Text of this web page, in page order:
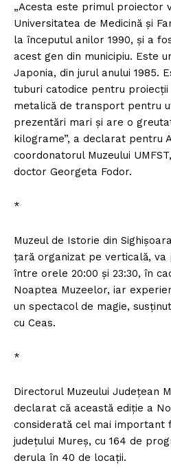
„Acesta este primul proiector
Universitatea de Medicină şi
la începutul anilor 1990, şi a
acest gen din municipiu. Este
Japonia, din jurul anului 1985.
tuburi catodice pentru
metalică de transport pentru
prezentări mari şi are o
kilograme”, a declarat pentru
coordonatorul Muzeului
doctor Georgeta Fodor.
*
Muzeul de Istorie din
ţară organizat pe verticală,
între orele 20:00 şi 23:30, în
Noaptea Muzeelor, iar
un spectacol de magie,
cu Ceas.
*
Directorul Muzeului Judeţean
declarat că această ediţie a
considerată cel mai important
judeţului Mureş, cu 164 de
derula în 40 de locaţii.